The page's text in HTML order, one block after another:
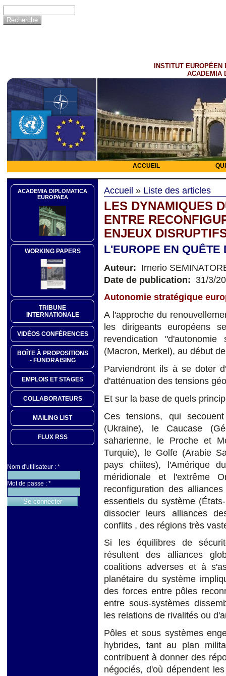
INSTITUT EUROPÉEN
ACADEMIA
ACCUEIL
ACADEMIA DIPLOMATICA
EUROPAEA
WORKING PAPERS
TRIBUNE
INTERNATIONALE
VIDÉOS CONFÉRENCES
BOÎTE À PROPOSITIONS
- FUNDRAISING
EMPLOIS ET STAGES
COLLABORATEURS
MAILING LIST
FLUX RSS
Nom d'utilisateur : *
Mot de passe : *
Accueil » Liste des articles
LES DYNAMIQUES
ENTRE
ENJEUX
L'EUROPE EN QUÊTE
Auteur: Irnerio
Date de publication: 31/3/
Autonomie stratégique
A l'approche du
les dirigeants européens
revendication
(Macron, Merkel), au début
Parviendront ils à se doter
d'atténuation des tensions
Et sur la base de quels
Ces tensions, qui
(Ukraine), le Caucase
saharienne, le Proche et
Turquie), le Golfe (Arabie
pays chiites), l'Amérique
méridionale et l'extrême
reconfiguration des
essentiels du système
dissocier leurs alliances
conflits , des régions très
Si les équilibres de
résultent des alliances
coalitions adverses et à
planétaire du système
des forces entre pôles
entre sous-systèmes
les relations de rivalités ou
Pôles et sous systèmes
hybrides, tant au plan
contribuent à donner des
négociés, d'où dépendent